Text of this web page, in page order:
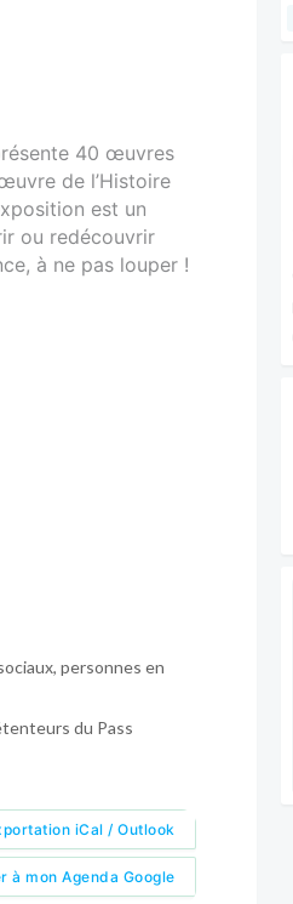
40 œuvres
de l’Histoire
est un
ou redécouvrir
à ne pas louper !
personnes en
du Pass
à mon Agenda Google
iCal / Outlook